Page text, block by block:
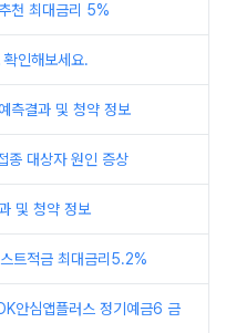
천 최대금리 5%
인해보세요.
측결과 및 청약 정보
종 대상자 원인 증상
및 청약 정보
트적금 최대금리5.2%
안심앱플러스 정기예금6 금